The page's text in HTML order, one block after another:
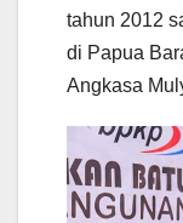
tahun 2012
di Papua
Angkasa